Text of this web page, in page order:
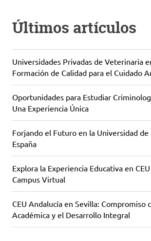
Últimos artículos
Universidades Privadas de Veterinaria
Formación de Calidad para el Cuidado
Oportunidades para Estudiar
Una Experiencia Única
Forjando el Futuro en la Universidad de
España
Explora la Experiencia Educativa en
Campus Virtual
CEU Andalucía en Sevilla: Compromiso
Académica y el Desarrollo Integral